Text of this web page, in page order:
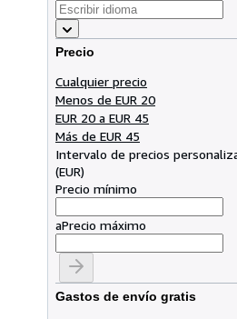
Precio
Cualquier precio
Menos de EUR 20
EUR 20 a EUR 45
Más de EUR 45
Intervalo de precios
(EUR)
Precio mínimo
aPrecio máximo
Gastos de envío gratis